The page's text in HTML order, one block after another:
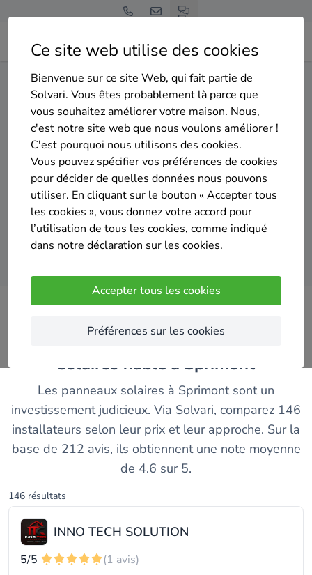
Ce site web utilise des cookies
Bienvenue sur ce site Web, qui fait partie de
Solvari. Vous êtes probablement là parce que
vous souhaitez améliorer votre maison. Nous,
c'est notre site web que nous voulons améliorer !
C'est pourquoi nous utilisons des cookies.
Vous pouvez spécifier vos préférences de cookies
pour décider de quelles données nous pouvons
utiliser. En cliquant sur le bouton « Accepter tous
les cookies », vous donnez votre accord pour
l’utilisation de tous les cookies, comme indiqué
dans notre déclaration sur les cookies.
Accepter tous les cookies
Préférences sur les cookies
Home Panneaux solaires Liège Sprimont
Gratuit et sans engagement
Top 20 des installateurs de
panneaux solaires à Sprimont
Comparer des devis
solaires fiable à Sprimont
Les panneaux solaires à Sprimont sont un
investissement judicieux. Via Solvari, comparez 146
installateurs selon leur prix et leur approche. Sur la
base de 212 avis, ils obtiennent une note moyenne
de 4.6 sur 5.
146 résultats
INNO TECH SOLUTION
5/5
(1 avis)